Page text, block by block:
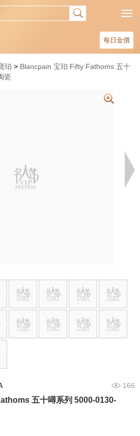
每日金價
珀
Blancpain 宝珀 Fifty Fathoms 五十
瓷
166
五十噚系列 5000-0130-